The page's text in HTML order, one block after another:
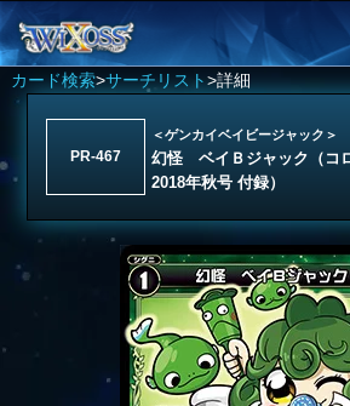
カード検索>サーチリスト>詳細
PR-467
＜ゲンカイベイビージャック＞
幻怪 ベイＢジャック（コ
2018年秋号 付録）